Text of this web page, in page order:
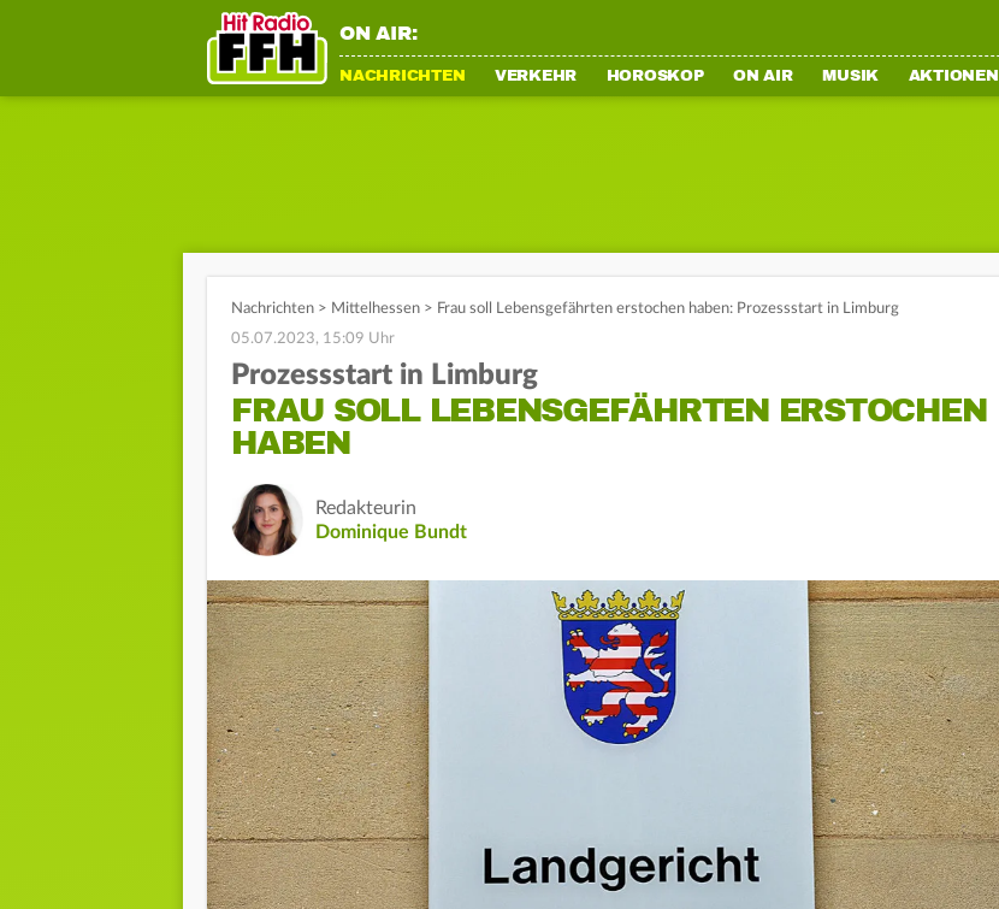
ON AIR:
NACHRICHTEN VERKEHR HOROSKOP ON AIR MUSIK AKTIONEN
Nachrichten > Mittelhessen > Frau soll Lebensgefährten erstochen haben: Prozessstart in Limburg
05.07.2023, 15:09 Uhr
Prozessstart in Limburg
FRAU SOLL LEBENSGEFÄHRTEN ERSTOCHEN
HABEN
Redakteurin
Dominique Bundt